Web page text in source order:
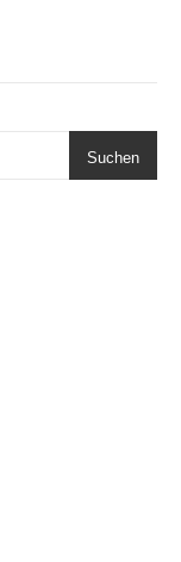
Suchen